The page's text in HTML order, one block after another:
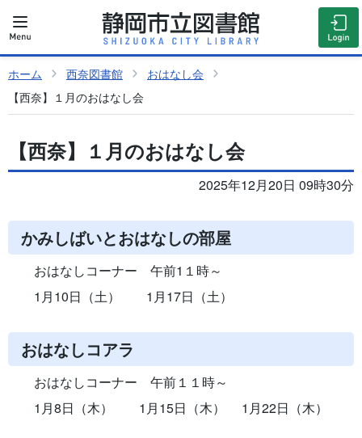
ホーム 西奈図書館
おはなし会
【西奈】１月のおはなし会
【西奈】１月のおはなし会
2025年12月20日 09時30分
かみしばいとおはなしの部屋
おはなしコーナー 午前1１時～
1月10日（土） 1月17日（土）
おはなしコアラ
おはなしコーナー 午前１１時～
1月8日（木） 1月15日（木） 1月22日（木）